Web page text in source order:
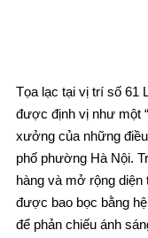
Tọa lạc tại vị trí số 61
được định vị như một
xưởng của những
phố phường Hà Nội.
hàng và mở rộng
được bao bọc bằng
để phản chiếu ánh